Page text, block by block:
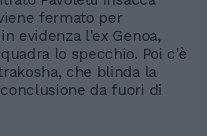
fermato per
evidenza l'ex Genoa,
lo specchio. Poi c'è
che blinda la
da fuori di